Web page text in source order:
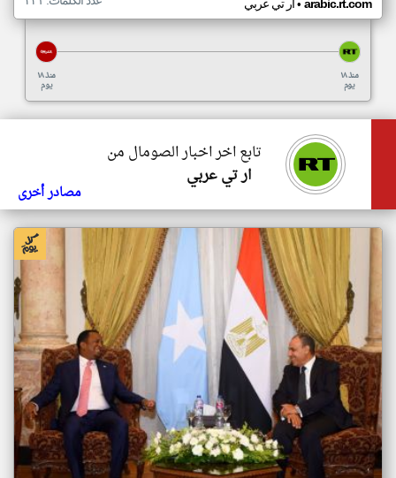
ار تي عربي• arabic.rt.com
منذ ١٨
يوم
منذ ١٨
يوم
تابع اخر اخبار الصومال من
ار تي عربي
مصادر أخرى